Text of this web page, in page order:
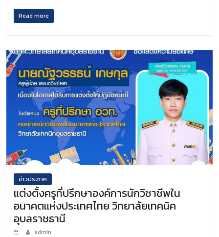
Read more
ข่าวประกาศ
แต่งตั้งครูที่ปรึกษาองค์การนักวิชาชีพใน
อนาคตแห่งประเทศไทย วิทยาลัยเทคนิค
อุบลราชธานี
admin